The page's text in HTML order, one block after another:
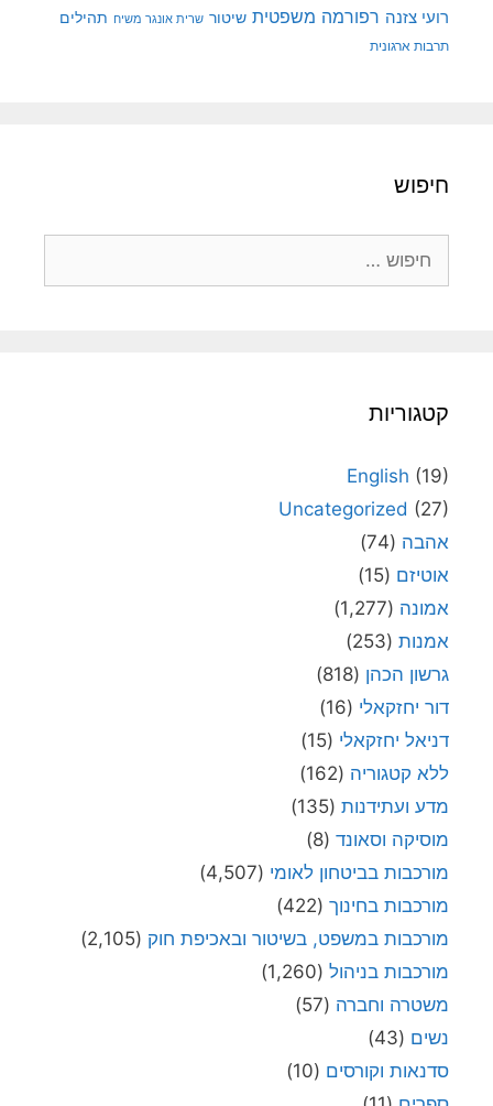
רועי צזנה רפורמה משפטית שיטור שרית אונגר משיח תהילים
תרבות ארגונית
חיפוש
קטגוריות
English (19)
Uncategorized (27)
אהבה (74)
אוטיזם (15)
אמונה (1,277)
אמנות (253)
גרשון הכהן (818)
דור יחזקאלי (16)
דניאל יחזקאלי (15)
ללא קטגוריה (162)
מדע ועתידנות (135)
מוסיקה וסאונד (8)
מורכבות בביטחון לאומי (4,507)
מורכבות בחינוך (422)
מורכבות במשפט, בשיטור ובאכיפת חוק (2,105)
מורכבות בניהול (1,260)
משטרה וחברה (57)
נשים (43)
סדנאות וקורסים (10)